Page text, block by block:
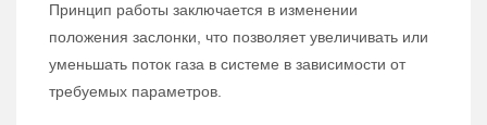
Принцип работы заключается в изменении
положения заслонки, что позволяет увеличивать или
уменьшать поток газа в системе в зависимости от
требуемых параметров.